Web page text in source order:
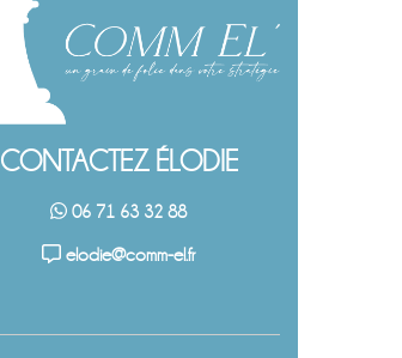
CONTACTEZ ÉLODIE
06 71 63 32 88
elodie@comm-el.fr